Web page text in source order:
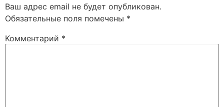
Ваш адрес email не будет опубликован.
Обязательные поля помечены *
Комментарий *